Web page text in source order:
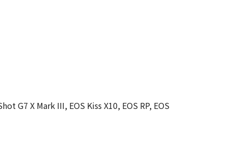
G7 X Mark III, EOS Kiss X10, EOS RP, EOS